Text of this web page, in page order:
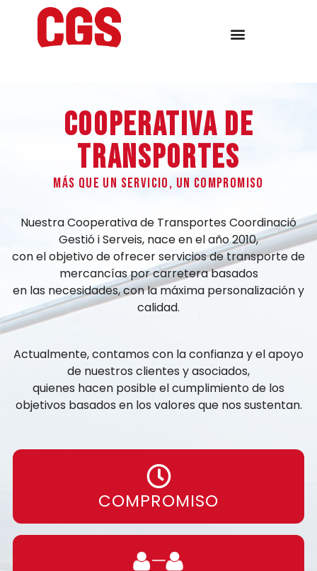
COOPERATIVA DE
TRANSPORTES
MÁS QUE UN SERVICIO, UN COMPROMISO
Nuestra Cooperativa de Transportes Coordinació
Gestió i Serveis, nace en el año 2010,
con el objetivo de ofrecer servicios de transporte de
mercancías por carretera basados
en las necesidades, con la máxima personalización y
calidad.
Actualmente, contamos con la confianza y el apoyo
de nuestros clientes y asociados,
quienes hacen posible el cumplimiento de los
objetivos basados en los valores que nos sustentan.
COMPROMISO